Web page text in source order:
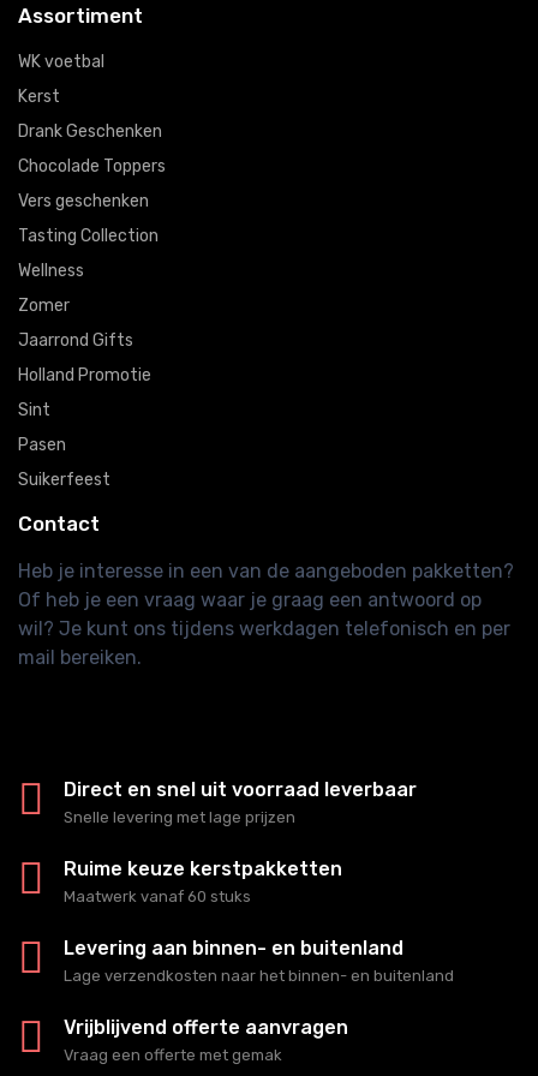
Assortiment
WK voetbal
Kerst
Drank Geschenken
Chocolade Toppers
Vers geschenken
Tasting Collection
Wellness
Zomer
Jaarrond Gifts
Holland Promotie
Sint
Pasen
Suikerfeest
Contact
Heb je interesse in een van de aangeboden pakketten?
Of heb je een vraag waar je graag een antwoord op
wil? Je kunt ons tijdens werkdagen telefonisch en per
mail bereiken.
Direct en snel uit voorraad leverbaar
Snelle levering met lage prijzen
Ruime keuze kerstpakketten
Maatwerk vanaf 60 stuks
Levering aan binnen- en buitenland
Lage verzendkosten naar het binnen- en buitenland
Vrijblijvend offerte aanvragen
Vraag een offerte met gemak